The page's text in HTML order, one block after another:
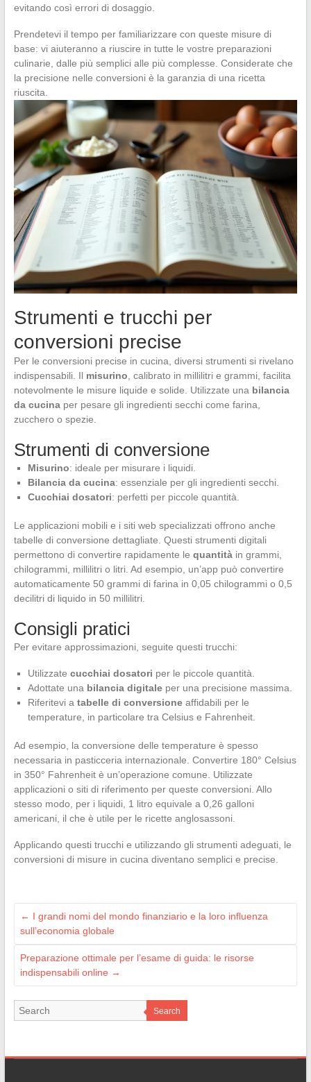
evitando così errori di dosaggio.
Prendetevi il tempo per familiarizzare con queste misure di
base: vi aiuteranno a riuscire in tutte le vostre preparazioni
culinarie, dalle più semplici alle più complesse. Considerate che
la precisione nelle conversioni è la garanzia di una ricetta
riuscita.
Strumenti e trucchi per
conversioni precise
Per le conversioni precise in cucina, diversi strumenti si rivelano
indispensabili. Il misurino, calibrato in millilitri e grammi, facilita
notevolmente le misure liquide e solide. Utilizzate una bilancia
da cucinaper pesare gli ingredienti secchi come farina,
zucchero o spezie.
Strumenti di conversione
Misurino: ideale per misurare i liquidi.
Bilancia da cucina: essenziale per gli ingredienti secchi.
Cucchiai dosatori: perfetti per piccole quantità.
Le applicazioni mobili e i siti web specializzati offrono anche
tabelle di conversione dettagliate. Questi strumenti digitali
permettono di convertire rapidamente le quantitàin grammi,
chilogrammi, millilitri o litri. Ad esempio, un’app può convertire
automaticamente 50 grammi di farina in 0,05 chilogrammi o 0,5
decilitri di liquido in 50 millilitri.
Consigli pratici
Per evitare approssimazioni, seguite questi trucchi:
Utilizzate cucchiai dosatori per le piccole quantità.
Adottate una bilancia digitaleper una precisione massima.
Riferitevi a tabelle di conversioneaffidabili per le
temperature, in particolare tra Celsius e Fahrenheit.
Ad esempio, la conversione delle temperature è spesso
necessaria in pasticceria internazionale. Convertire 180° Celsius
in 350° Fahrenheit è un’operazione comune. Utilizzate
applicazioni o siti di riferimento per queste conversioni. Allo
stesso modo, per i liquidi, 1 litro equivale a 0,26 galloni
americani, il che è utile per le ricette anglosassoni.
Applicando questi trucchi e utilizzando gli strumenti adeguati, le
conversioni di misure in cucina diventano semplici e precise.
← I grandi nomi del mondo finanziario e la loro influenza
sull’economia globale
Preparazione ottimale per l’esame di guida: le risorse
indispensabili online →
Search